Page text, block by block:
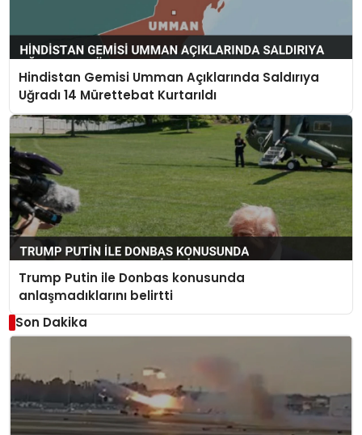
Hindistan Gemisi Umman Açıklarında Saldırıya
Uğradı 14 Mürettebat Kurtarıldı
Trump Putin ile Donbas konusunda
anlaşmadıklarını belirtti
Son Dakika